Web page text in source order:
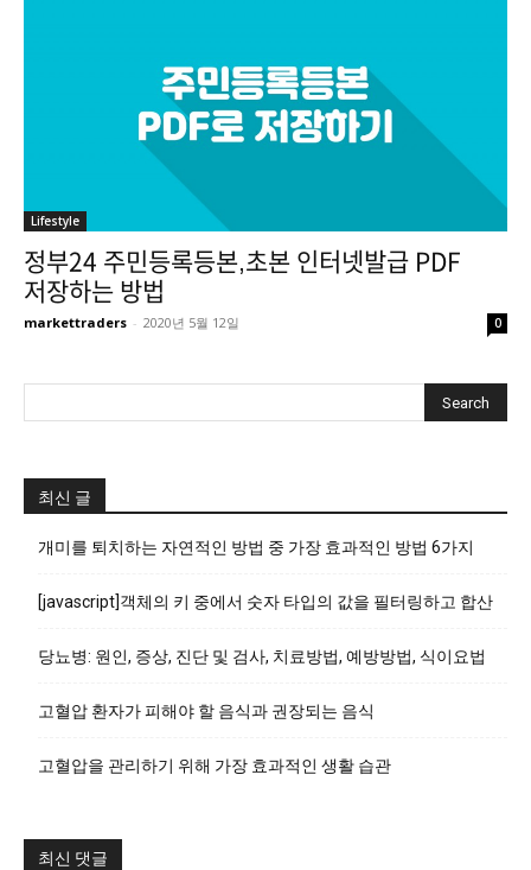
Lifestyle
정부24 주민등록등본,초본 인터넷발급 PDF
저장하는 방법
markettraders - 2020년 5월 12일 0
최신 글
개미를 퇴치하는 자연적인 방법 중 가장 효과적인 방법 6가지
[javascript]객체의 키 중에서 숫자 타입의 값을 필터링하고 합산
당뇨병: 원인, 증상, 진단 및 검사, 치료방법, 예방방법, 식이요법
고혈압 환자가 피해야 할 음식과 권장되는 음식
고혈압을 관리하기 위해 가장 효과적인 생활 습관
최신 댓글